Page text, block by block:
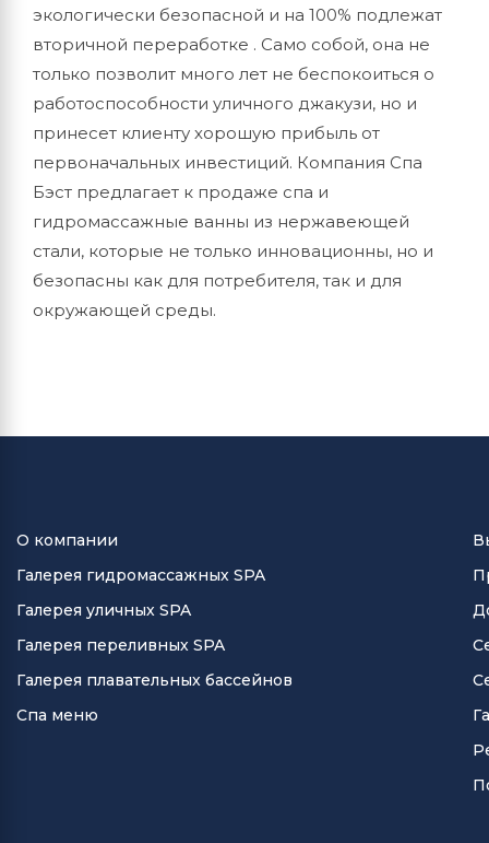
экологически безопасной и на 100% подлежат
вторичной переработке . Само собой, она не
только позволит много лет не беспокоиться о
работоспособности уличного джакузи, но и
принесет клиенту хорошую прибыль от
первоначальных инвестиций. Компания Спа
Бэст предлагает к продаже спа и
гидромассажные ванны из нержавеющей
стали, которые не только инновационны, но и
безопасны как для потребителя, так и для
окружающей среды.
О компании
Галерея гидромассажных SPA
Галерея уличных SPA
Галерея переливных SPA
Галерея плавательных бассейнов
Спа меню